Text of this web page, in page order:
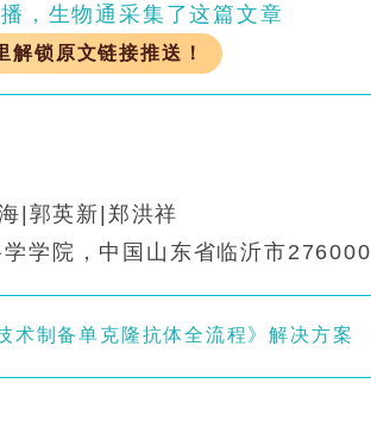
，生物通采集了这篇文章
锁原文链接推送！
|郭英新|郑洪祥
学院，中国山东省临沂市276000
术制备单克隆抗体全流程》解决方案